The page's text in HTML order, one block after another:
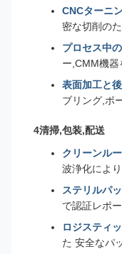
CNCターニ
密な切削の
プロセス中
ー,CMM機
表面加工と
ブリング,ポ
4清掃,包装,配送
クリーンル
波浄化によ
ステリルパ
で認証レポ
ロジスティ
た 安全なパ